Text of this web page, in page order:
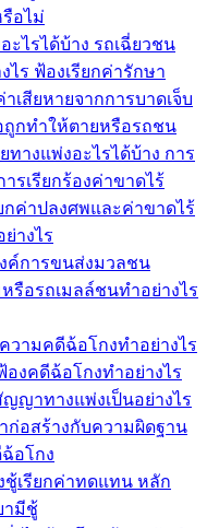
อไม่
ะไรได้บ้าง รถเฉี่ยวชน
ไร ฟ้องเรียกค่ารักษา
เสียหายจากการบาดเจ็บ
กทำให้ตายหรือรถชน
ทางแพ่งอะไรได้บ้าง การ
รเรียกร้องค่าขาดไร้
กค่าปลงศพและค่าขาดไร้
างไร
ค์การขนส่งมวลชน
รือรถเมลล์ชนทำอย่างไร
วามคดีฉ้อโกงทำอย่างไร
งคดีฉ้อโกงทำอย่างไร
ญาทางแพ่งเป็นอย่างไร
อสร้างกับความผิดฐาน
อโกง
เรียกค่าทดแทน หลัก
ามีชู้